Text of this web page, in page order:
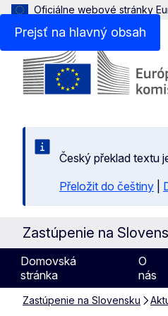
Prejsť na hlavný obsah
Oficiálne webové stránky
Český překlad textu
Přeložit do češtiny
Zastúpenie na
Domovská
stránka
O
nás
Zastúpenie na Slovensku